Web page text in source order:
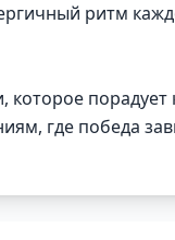
ритм
где победа